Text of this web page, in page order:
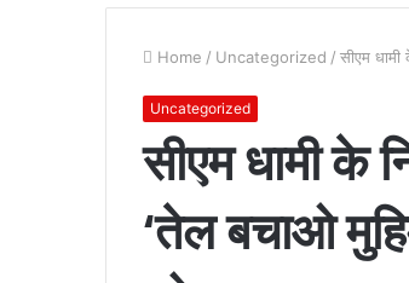
Home / Uncategorized / सीएम
Uncategorized
सीएम धामी के
‘तेल बचाओ
कोटद्वार
के
दुगड्डा